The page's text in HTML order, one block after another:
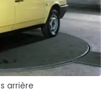
arrière